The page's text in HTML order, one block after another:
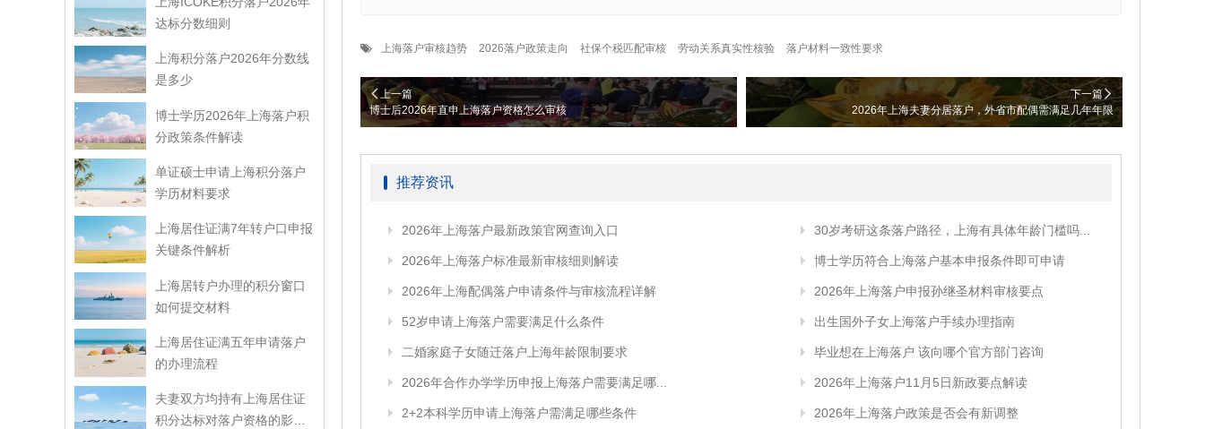
达标分数细则
上海积分落户2026年分数线
是多少
博士学历2026年上海落户积
分政策条件解读
单证硕士申请上海积分落户
学历材料要求
上海居住证满7年转户口申报
关键条件解析
上海居转户办理的积分窗口
如何提交材料
上海居住证满五年申请落户
的办理流程
夫妻双方均持有上海居住证
积分达标对落户资格的影响
上海落户审核趋势 2026落户政策走向 社保个税匹配审核 劳动关系真实性核验 落户材料一致性要求
上一篇
博士后2026年直申上海落户资格怎么审核
下一篇
2026年上海夫妻分居落户，外省市配偶需满足几年年限
推荐资讯
2026年上海落户最新政策官网查询入口
2026年上海落户标准最新审核细则解读
2026年上海配偶落户申请条件与审核流程详解
52岁申请上海落户需要满足什么条件
二婚家庭子女随迁落户上海年龄限制要求
2026年合作办学学历申报上海落户需要满足哪...
2+2本科学历申请上海落户需满足哪些条件
30岁考研这条落户路径，上海有具体年龄门槛吗...
博士学历符合上海落户基本申报条件即可申请
2026年上海落户申报孙继圣材料审核要点
出生国外子女上海落户手续办理指南
毕业想在上海落户 该向哪个官方部门咨询
2026年上海落户11月5日新政要点解读
2026年上海落户政策是否会有新调整